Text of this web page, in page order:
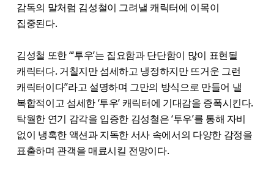
감독의 말처럼 김성철이 그려낼 캐릭터에 이목이
집중된다.
김성철 또한 “‘투우’는 집요함과 단단함이 많이 표현될
캐릭터다. 거칠지만 섬세하고 냉정하지만 뜨거운 그런
캐릭터이다”라고 설명하며 그만의 방식으로 만들어 낼
복합적이고 섬세한 ‘투우’ 캐릭터에 기대감을 증폭시킨다.
탁월한 연기 감각을 입증한 김성철은 ‘투우’를 통해 자비
없이 냉혹한 액션과 지독한 서사 속에서의 다양한 감정을
표출하며 관객을 매료시킬 전망이다.